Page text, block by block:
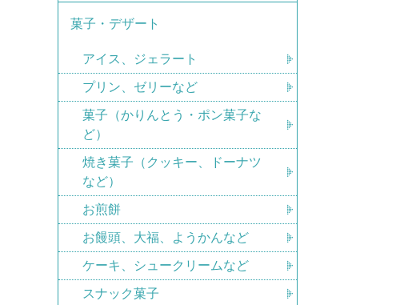
菓子・デザート
アイス、ジェラート
プリン、ゼリーなど
菓子（かりんとう・ポン菓子な
ど）
焼き菓子（クッキー、ドーナツ
など）
お煎餅
お饅頭、大福、ようかんなど
ケーキ、シュークリームなど
スナック菓子